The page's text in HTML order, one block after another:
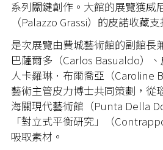
系列關鍵創作。大館的展覽獲威
（Palazzo Grassi）的皮諾收藏支
是次展覽由費城藝術館的副館長
巴薩爾多（Carlos Basualdo）
人卡羅琳．布爾喬亞（Caroline
藝術主管皮力博士共同策劃，從
海關現代藝術館（Punta Della
「對立式平衡研究」（
吸取素材。